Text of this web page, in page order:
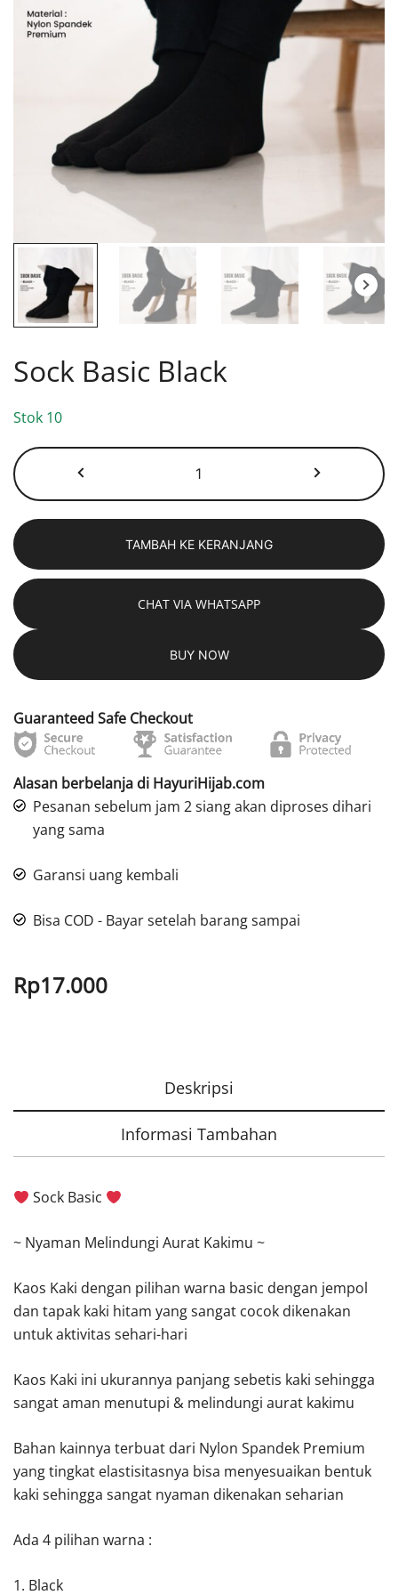
Sock Basic Black
Stok 10
Sock
Basic
TAMBAH KE KERANJANG
CHAT VIA WHATSAPP
BUY NOW
Guaranteed Safe Checkout
Alasan berbelanja di HayuriHijab.com
Pesanan sebelum jam 2 siang akan diproses dihari
yang sama
Garansi uang kembali
Bisa COD - Bayar setelah barang sampai
Rp17.000
Deskripsi
Informasi Tambahan
Sock Basic
~ Nyaman Melindungi Aurat Kakimu ~
Kaos Kaki dengan pilihan warna basic dengan jempol
dan tapak kaki hitam yang sangat cocok dikenakan
untuk aktivitas sehari-hari
Kaos Kaki ini ukurannya panjang sebetis kaki sehingga
sangat aman menutupi & melindungi aurat kakimu
Bahan kainnya terbuat dari Nylon Spandek Premium
yang tingkat elastisitasnya bisa menyesuaikan bentuk
kaki sehingga sangat nyaman dikenakan seharian
Ada 4 pilihan warna :
1. Black